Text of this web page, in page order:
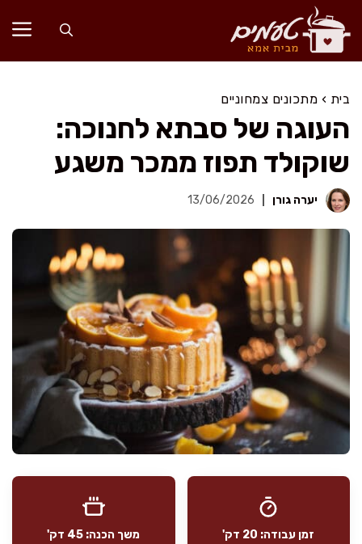
לדלג
לתוכן
בית › מתכונים צמחוניים
העוגה של סבתא לחנוכה:
שוקולד תפוז ממכר משגע
יערה גורן 13/06/2026
זמן עבודה: 20 דק' משך הכנה: 45 דק'